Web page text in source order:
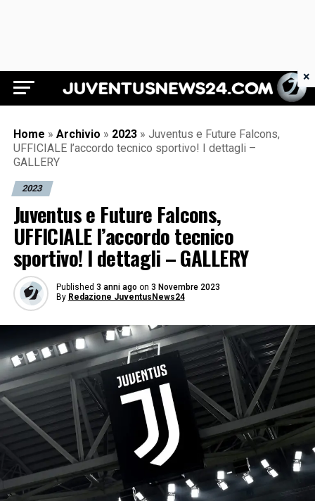
Juventus News 24
Home » Archivio » 2023 » Juventus e Future Falcons,
UFFICIALE l’accordo tecnico sportivo! I dettagli –
GALLERY
2023
Juventus e Future Falcons,
UFFICIALE l’accordo tecnico
sportivo! I dettagli – GALLERY
Published 3 anni ago on 3 Novembre 2023
By Redazione JuventusNews24
×